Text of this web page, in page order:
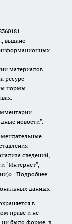
выдано
информационных
материалов
ресурс
нормы
новости".
сведений,
"Интернет",
Подробнее
данных
в
праве и не
ни было форме, в